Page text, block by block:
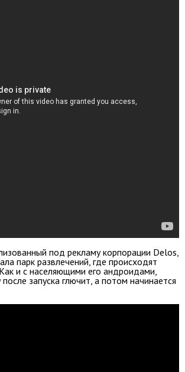
под рекламу корпорации Delos,
парк развлечений, где происходят
и с населяющими его андроидами,
запуска глючит, а потом начинается